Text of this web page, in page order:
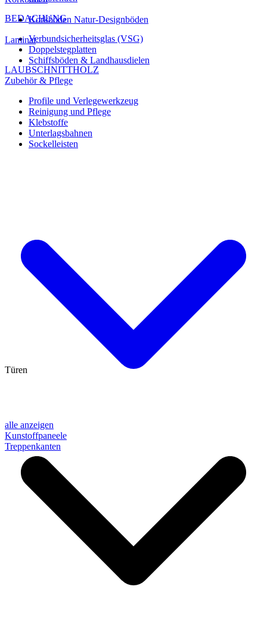
BEDACHUNG
Verbundsicherheitsglas (VSG)
Doppelstegplatten
LAUBSCHNITTHOLZ
Korkböden Natur-Designböden
Laminat
Schiffsböden & Landhausdielen
Zubehör & Pflege
Profile und Verlegewerkzeug
Reinigung und Pflege
Klebstoffe
Unterlagsbahnen
Sockelleisten
alle anzeigen
Kunstoffpaneele
Treppenkanten
Türen